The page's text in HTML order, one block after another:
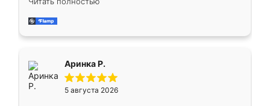
делу со всей ответственностью. Собрали
за день, ребята работали аккуратно, даже
Аринка Р.
5 августа 2026